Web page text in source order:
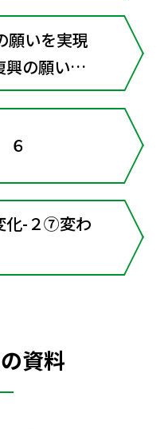
願いを実現
興の願いを
択）
６
化-２⑦変わ
資料